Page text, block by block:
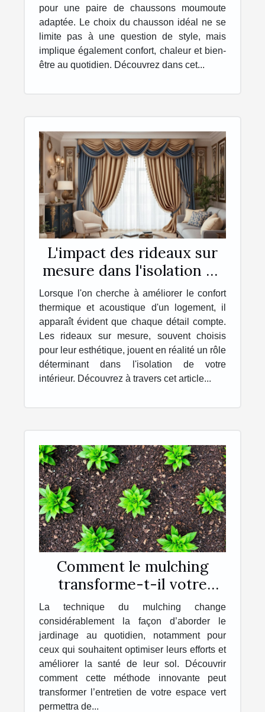
pour une paire de chaussons moumoute
adaptée. Le choix du chausson idéal ne se
limite pas à une question de style, mais
implique également confort, chaleur et bien-
être au quotidien. Découvrez dans cet...
L'impact des rideaux sur
mesure dans l'isolation de
votre intérieur
Lorsque l'on cherche à améliorer le confort
thermique et acoustique d'un logement, il
apparaît évident que chaque détail compte.
Les rideaux sur mesure, souvent choisis
pour leur esthétique, jouent en réalité un rôle
déterminant dans l'isolation de votre
intérieur. Découvrez à travers cet article...
Comment le mulching
transforme-t-il votre
jardinage quotidien ?
La technique du mulching change
considérablement la façon d’aborder le
jardinage au quotidien, notamment pour
ceux qui souhaitent optimiser leurs efforts et
améliorer la santé de leur sol. Découvrir
comment cette méthode innovante peut
transformer l’entretien de votre espace vert
permettra de...